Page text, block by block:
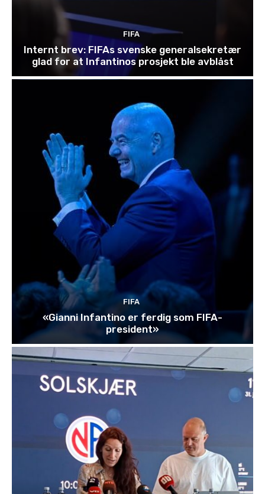
FIFA
Internt brev: FIFAs svenske generalsekretær
glad for at Infantinos prosjekt ble avblåst
FIFA
«Gianni Infantino er ferdig som FIFA-
president»